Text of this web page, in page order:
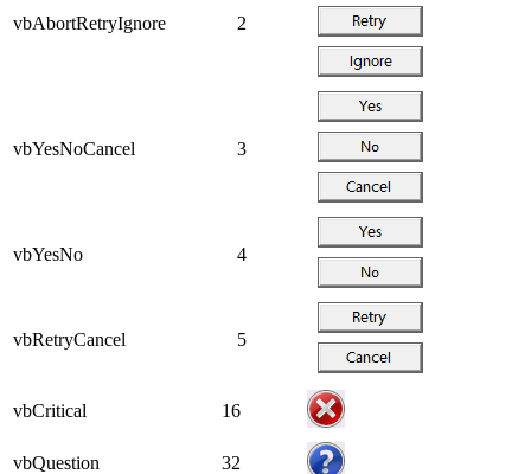
vbAbortRetryIgnore 2
vbYesNoCancel 3
vbYesNo 4
vbRetryCancel 5
vbCritical 16
vbQuestion 32